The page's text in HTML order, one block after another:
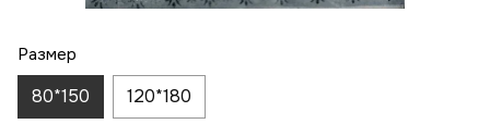
Размер
80*150 120*180